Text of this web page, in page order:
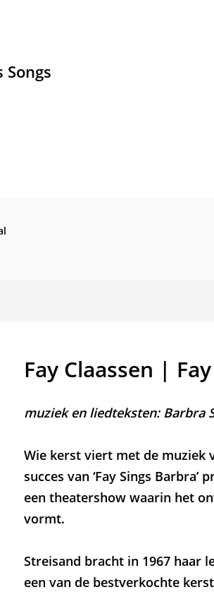
Songs
Fay Claassen |
muziek en liedteksten: Barbra
Wie kerst viert met de muziek
succes van ‘Fay Sings
een theatershow waarin het
vormt.
Streisand bracht in 1967 haar
een van de bestverkochte